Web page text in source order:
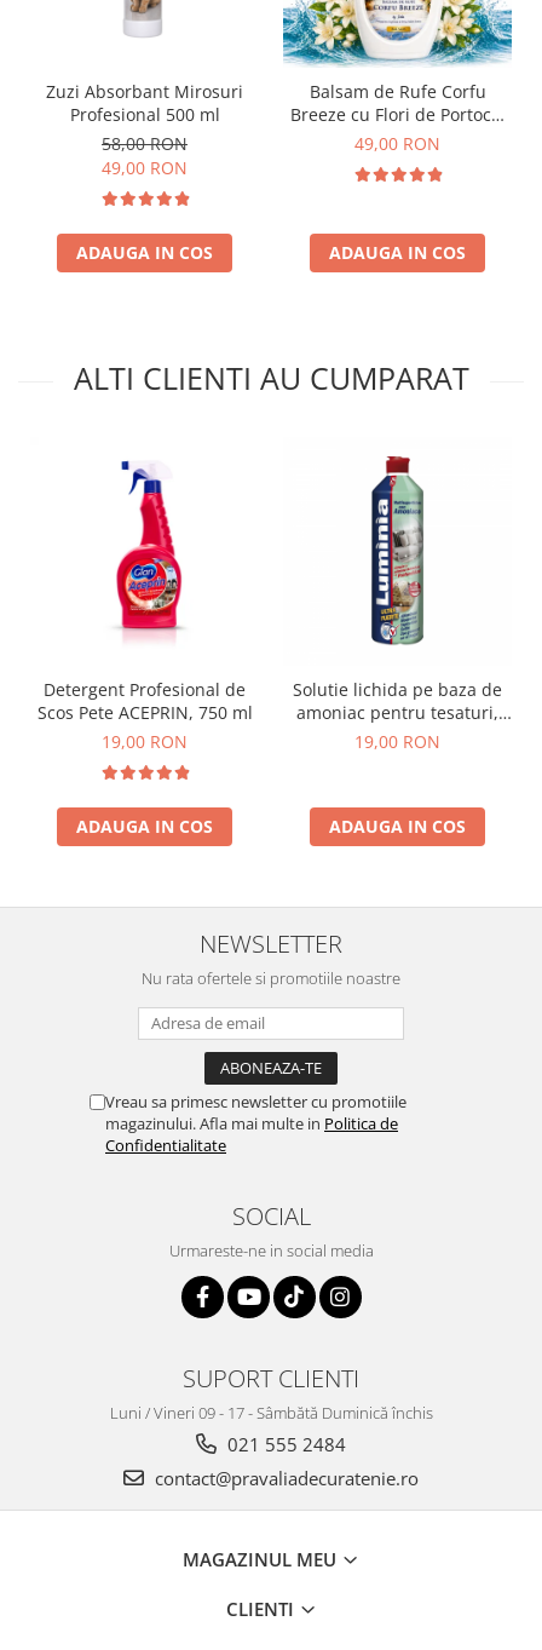
Zuzi Absorbant Mirosuri
Profesional 500 ml
58,00 RON
49,00 RON
ADAUGA IN COS
Balsam de Rufe Corfu
Breeze cu Flori de Portocal
by Delia 2L
49,00 RON
ADAUGA IN COS
ALTI CLIENTI AU CUMPARAT
Detergent Profesional de
Scos Pete ACEPRIN, 750 ml
19,00 RON
ADAUGA IN COS
Solutie lichida pe baza de
amoniac pentru tesaturi,
covoare, mochete LUMINIA
19,00 RON
ADAUGA IN COS
NEWSLETTER
Nu rata ofertele si promotiile noastre
Vreau sa primesc newsletter cu promotiile
magazinului. Afla mai multe in Politica de
Confidentialitate
SOCIAL
Urmareste-ne in social media
SUPORT CLIENTI
Luni / Vineri 09 - 17 - Sâmbătă Duminică închis
021 555 2484
contact@pravaliadecuratenie.ro
MAGAZINUL MEU
CLIENTI